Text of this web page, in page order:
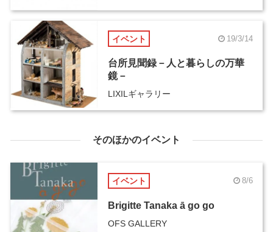
イベント 19/3/14
台所見聞録－人と暮らしの万華
鏡－
LIXILギャラリー
そのほかのイベント
イベント 8/6
Brigitte Tanaka ā go go
OFS GALLERY